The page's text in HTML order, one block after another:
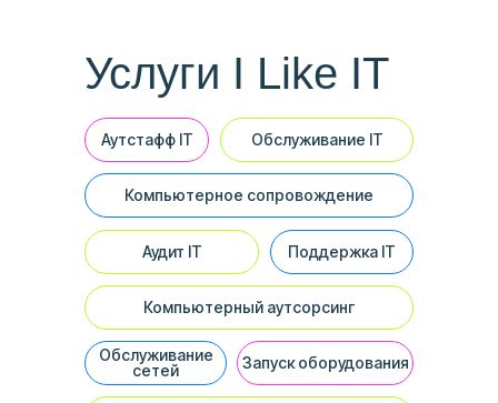
Услуги I Like IT
Компьютерный аутсорсинг
Поддержка IT
Аудит IT
Обслуживание IT
Обслуживание
сетей
Компьютерное сопровождение
Запуск оборудования
Аутстафф IT